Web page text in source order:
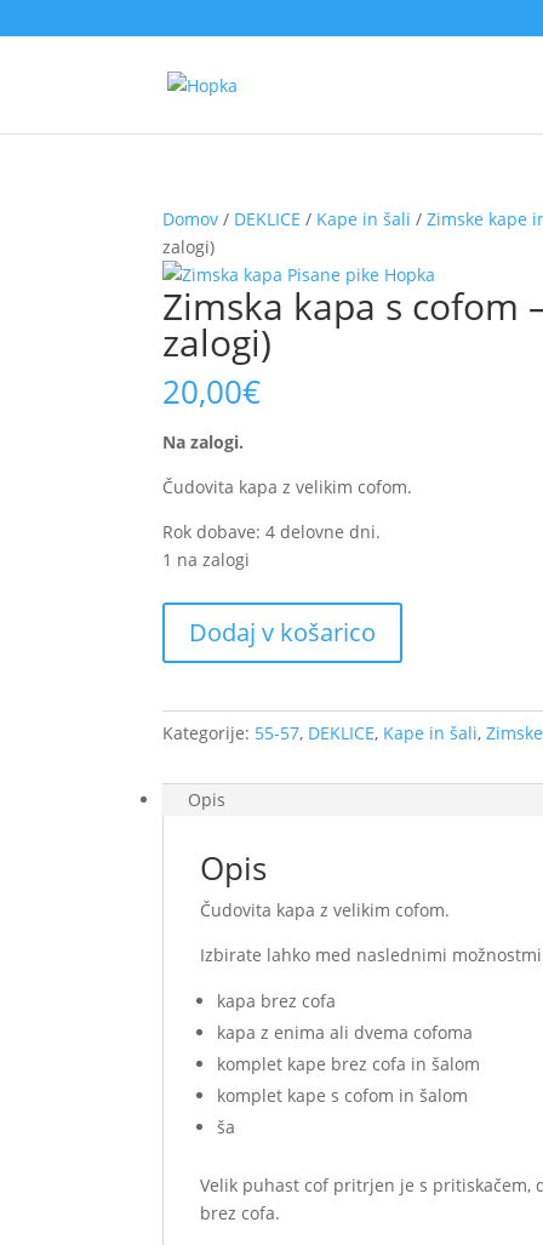
Domov / DEKLICE / Kape in šali /Zimske kape
zalogi)
Zimska kapa s cofom
zalogi)
20,00€
Na zalogi.
Čudovita kapa z velikim cofom.
Rok dobave: 4 delovne dni.
1 na zalogi
kapa
s
-
pike
velikost
zalogi)
količina
Dodaj v košarico
Kategorije: 55-57, DEKLICE, Kape in šali,
Opis
Opis
Čudovita kapa z velikim cofom.
Izbirate lahko med naslednimi
kapa brez cofa
kapa z enima ali dvema cofoma
komplet kape brez cofa in šalom
komplet kape s cofom in šalom
ša
Velik puhast cof pritrjen je s pritiskačem,
brez cofa.